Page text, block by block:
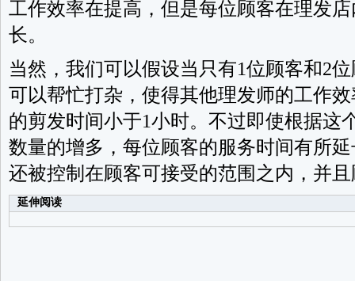
工作效率在提高，但是每位顾客在理发
长。
当然，我们可以假设当只有1位顾客和2
可以帮忙打杂，使得其他理发师的工作
的剪发时间小于1小时。不过即使根据这
数量的增多，每位顾客的服务时间有所
还被控制在顾客可接受的范围之内，并
延伸阅读